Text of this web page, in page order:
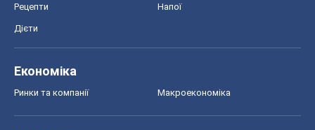
Рецепти Напої
Дієти
Економіка
Ринки та компанії Макроекономіка